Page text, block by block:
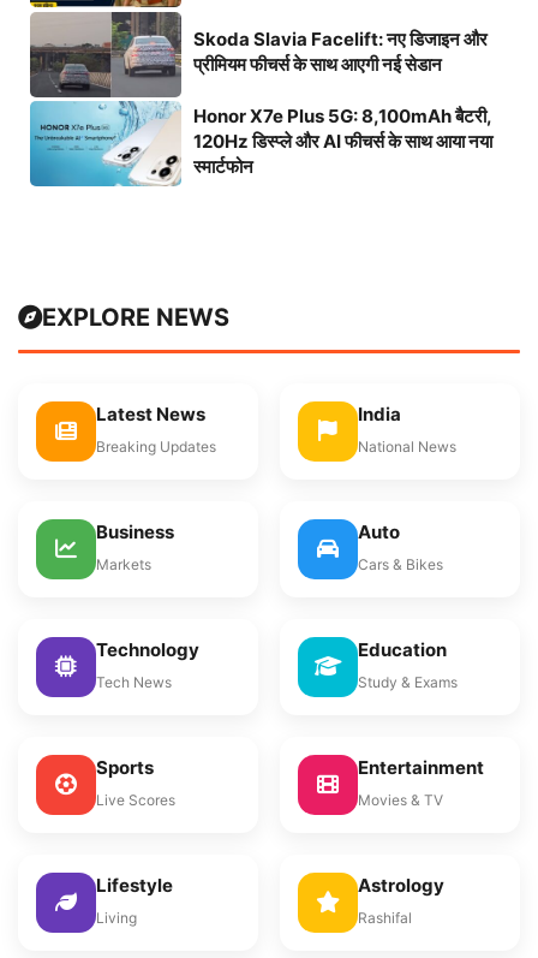
Skoda Slavia Facelift: नए डिजाइन और
प्रीमियम फीचर्स के साथ आएगी नई सेडान
Honor X7e Plus 5G: 8,100mAh बैटरी,
120Hz डिस्प्ले और AI फीचर्स के साथ आया नया
स्मार्टफोन
EXPLORE NEWS
Latest News
Breaking Updates
India
National News
Business
Markets
Auto
Cars & Bikes
Technology
Tech News
Education
Study & Exams
Sports
Live Scores
Entertainment
Movies & TV
Lifestyle
Living
Astrology
Rashifal